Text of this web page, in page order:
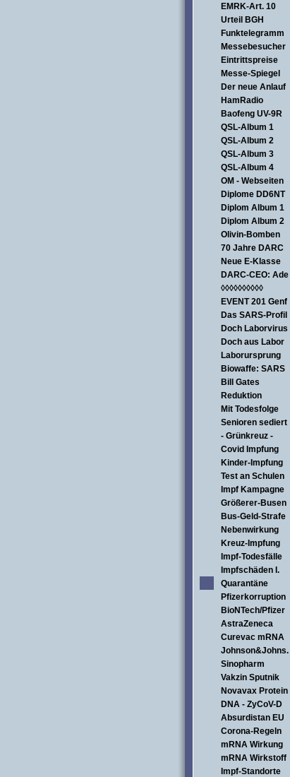
EMRK-Art. 10
Urteil BGH
Funktelegramm
Messebesucher
Eintrittspreise
Messe-Spiegel
Der neue Anlauf
HamRadio
Baofeng UV-9R
QSL-Album 1
QSL-Album 2
QSL-Album 3
QSL-Album 4
OM - Webseiten
Diplome DD6NT
Diplom Album 1
Diplom Album 2
Olivin-Bomben
70 Jahre DARC
Neue E-Klasse
DARC-CEO: Ade
◊◊◊◊◊◊◊◊◊◊
EVENT 201 Genf
Das SARS-Profil
Doch Laborvirus
Doch aus Labor
Laborursprung
Biowaffe: SARS
Bill Gates
Reduktion
Mit Todesfolge
Senioren sediert
- Grünkreuz -
Covid Impfung
Kinder-Impfung
Test an Schulen
Impf Kampagne
Größerer-Busen
Bus-Geld-Strafe
Nebenwirkung
Kreuz-Impfung
Impf-Todesfälle
Impfschäden I.
Quarantäne
Pfizerkorruption
BioNTech/Pfizer
AstraZeneca
Curevac mRNA
Johnson&Johns.
Sinopharm
Vakzin Sputnik
Novavax Protein
DNA - ZyCoV-D
Absurdistan EU
Corona-Regeln
mRNA Wirkung
mRNA Wirkstoff
Impf-Standorte